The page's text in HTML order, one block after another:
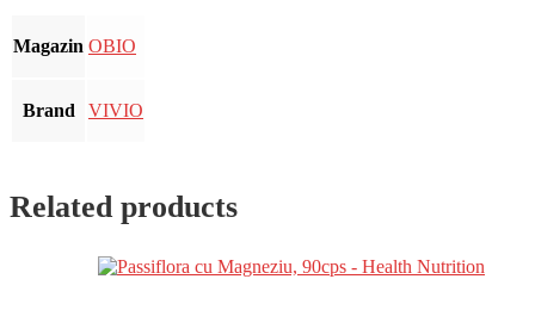
Magazin OBIO
Brand VIVIO
Related products